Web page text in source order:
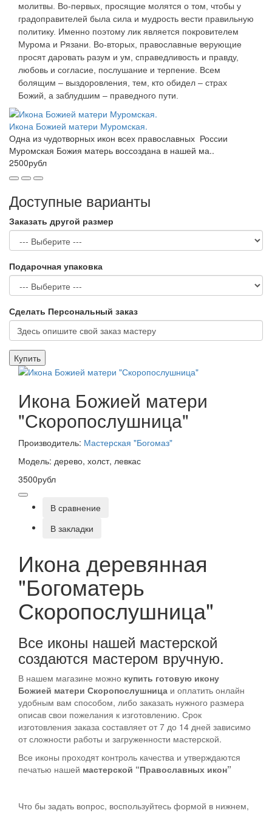
молитвы. Во-первых, просящие молятся о том, чтобы у
градоправителей была сила и мудрость вести правильную
политику. Именно поэтому лик является покровителем
Мурома и Рязани. Во-вторых, православные верующие
просят даровать разум и ум, справедливость и правду,
любовь и согласие, послушание и терпение. Всем
болящим – выздоровления, тем, кто обидел – страх
Божий, а заблудшим – праведного пути.
Икона Божией матери Муромская.
Одна из чудотворных икон всех православных России
Муромская Божия матерь воссоздана в нашей ма..
2500рубл
Доступные варианты
Заказать другой размер
Подарочная упаковка
Сделать Персональный заказ
Купить
Икона Божией матери
"Скоропослушница"
Производитель: Мастерская "Богомаз"
Модель: дерево, холст, левкас
3500рубл
В сравнение
В закладки
Икона деревянная
"Богоматерь
Скоропослушница"
Все иконы нашей мастерской
создаются мастером вручную.
В нашем магазине можно купить готовую икону
Божией матери Скоропослушница и оплатить онлайн
удобным вам способом, либо заказать нужного размера
описав свои пожелания к изготовлению. Срок
изготовления заказа составляет от 7 до 14 дней зависимо
от сложности работы и загруженности мастерской.
Все иконы проходят контроль качества и утверждаются
печатью нашей мастерской “Православных икон”
Что бы задать вопрос, воспользуйтесь формой в нижнем,